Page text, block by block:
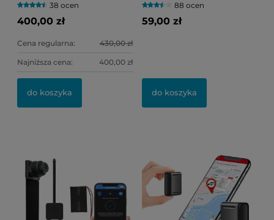
Rozmiar)38 ocen
400,00 zł
Cena regularna: 430,00 zł
Najniższa cena: 400,00 zł
do koszyka
88 ocen
59,00 zł
do koszyka